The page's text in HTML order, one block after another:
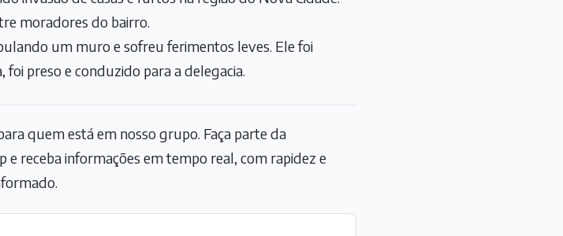
moradores do bairro.
um muro e sofreu ferimentos leves. Ele foi
preso e conduzido para a delegacia.
quem está em nosso grupo. Faça parte da
receba informações em tempo real, com rapidez e